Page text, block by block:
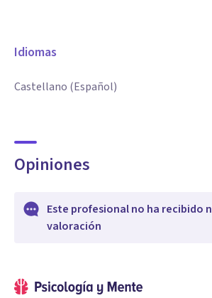
Idiomas
Castellano (Español)
Opiniones
Este profesional no ha recibido
valoración